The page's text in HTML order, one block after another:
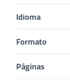
Idioma
Formato
Páginas